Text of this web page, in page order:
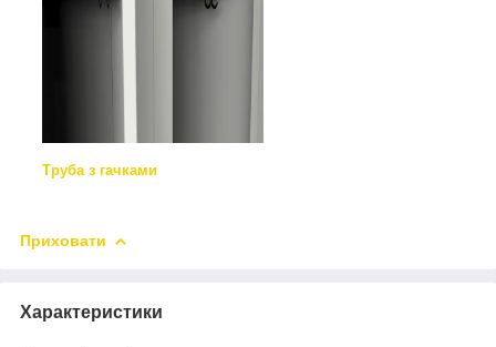
Труба з гачками
Приховати
Характеристики